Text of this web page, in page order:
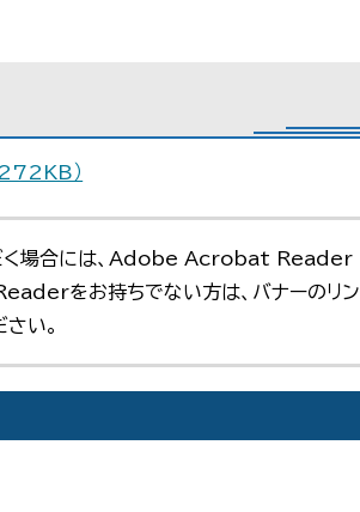
）
く場合には、Adobe Acrobat Reader
をお持ちでない方は、バナーのリン
い。